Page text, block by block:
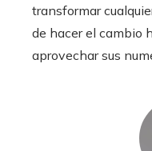
transformar
de hacer el cambio
aprovechar sus